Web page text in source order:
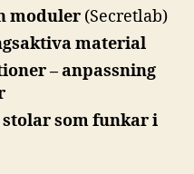
moduler (Secretlab)
material
– anpassning
stolar som funkar i